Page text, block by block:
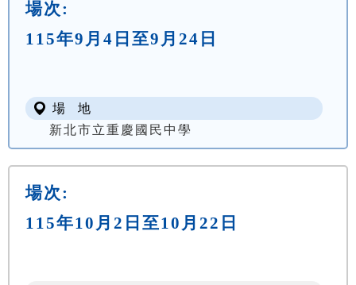
場次:
115年9月4日至9月24日
場 地
新北市立重慶國民中學
場次:
115年10月2日至10月22日